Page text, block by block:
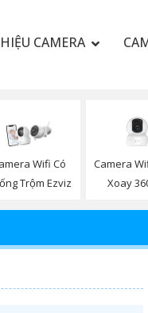
CAMERA
Wifi Có
Trộm Ezviz
Camera
Xoay